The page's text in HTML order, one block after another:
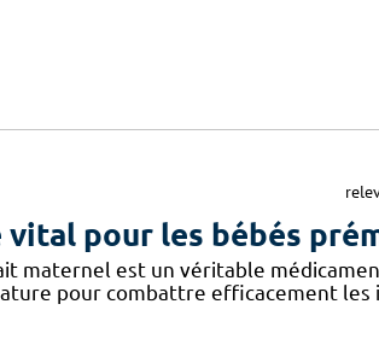
pour les bébés
maternel est un véritable
pour combattre efficacement les